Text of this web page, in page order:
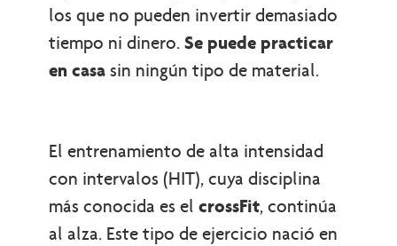
los que no pueden invertir demasiado
tiempo ni dinero. Se puede practicar
en casasin ningún tipo de material.
El entrenamiento de alta intensidad
con intervalos (HIT), cuya disciplina
más conocida es el crossFit, continúa
al alza. Este tipo de ejercicio nació en